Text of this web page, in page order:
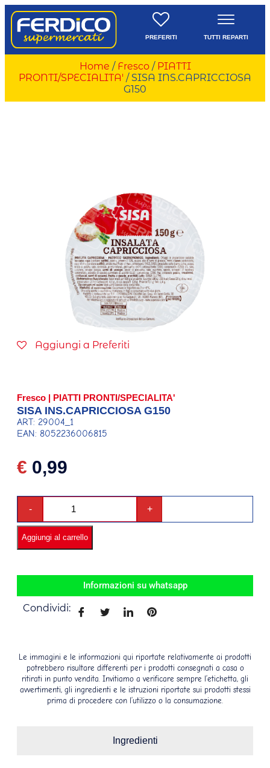
PREFERITI TUTTI REPARTI
Home / Fresco/ PIATTI
PRONTI/SPECIALITA' / SISA INS.CAPRICCIOSA
G150
Aggiungi a Preferiti
Fresco | PIATTI PRONTI/SPECIALITA'
SISA INS.CAPRICCIOSA G150
ART: 29004_1
EAN: 8052236006815
€ 0,99
- +
Aggiungi al carrello
Informazioni su whatsapp
Condividi:
Le immagini e le informazioni qui riportate relativamente ai prodotti
potrebbero risultare differenti per i prodotti consegnati a casa o
ritirati in punto vendita. Invitiamo a verificare sempre l’etichetta, gli
avvertimenti, gli ingredienti e le istruzioni riportate sui prodotti stessi
prima di procedere con l’utilizzo o la consumazione.
Ingredienti